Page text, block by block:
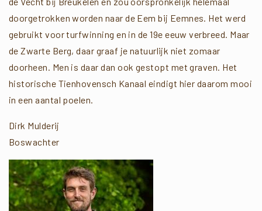
doorgetrokken worden naar de Eem bij Eemnes. Het werd
gebruikt voor turfwinning en in de 19e eeuw verbreed. Maar
de Zwarte Berg, daar graaf je natuurlijk niet zomaar
doorheen. Men is daar dan ook gestopt met graven. Het
historische Tienhovensch Kanaal eindigt hier daarom mooi
in een aantal poelen.
Dirk Mulderij
Boswachter